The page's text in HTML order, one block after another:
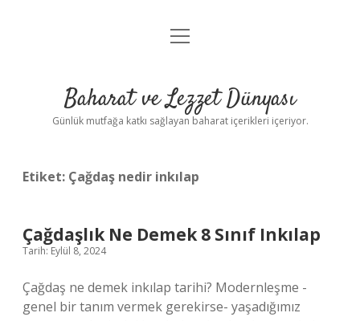
Anasayfa
Yasal Uyarı
menüyü
Baharat ve Lezzet Dünyası
Günlük mutfağa katkı sağlayan baharat içerikleri içeriyor.
Etiket: Çağdaş nedir inkılap
Çağdaşlık Ne Demek 8 Sınıf Inkılap
Tarih: Eylül 8, 2024
Çağdaş ne demek inkılap tarihi? Modernleşme -
genel bir tanım vermek gerekirse- yaşadığımız